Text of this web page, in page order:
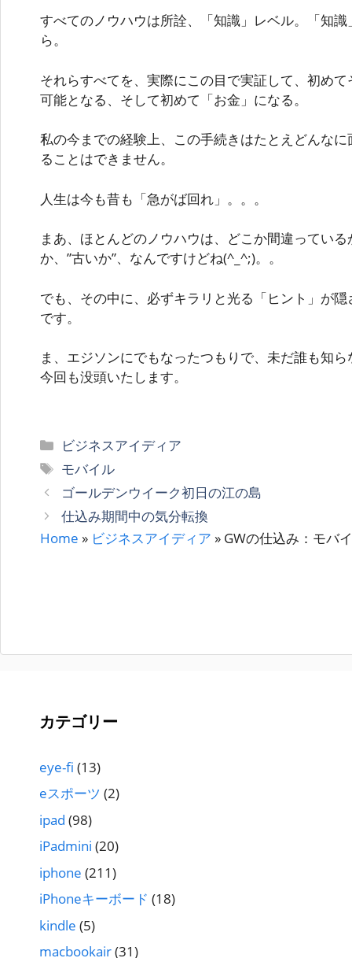
すべてのノウハウは所詮、「知識」レベル。「知
ら。
それらすべてを、実際にこの目で実証して、初め
可能となる、そして初めて「お金」になる。
私の今までの経験上、この手続きはたとえどんな
ることはできません。
人生は今も昔も「急がば回れ」。。。
まあ、ほとんどのノウハウは、どこか間違ってい
か、”古いか”、なんですけどね(^_^;)。。
でも、その中に、必ずキラリと光る「ヒント」が
です。
ま、エジソンにでもなったつもりで、未だ誰も知ら
今回も没頭いたします。
カ
テ
ゴ
リ
ー
ビジネスアイディア
タ
グ
モバイル
ゴールデンウイーク初日の江の島
仕込み期間中の気分転換
Home » ビジネスアイディア » GWの仕込み：モバ
カテゴリー
eye-fi (13)
eスポーツ (2)
ipad (98)
iPadmini (20)
iphone (211)
iPhoneキーボード (18)
kindle (5)
macbookair(31)